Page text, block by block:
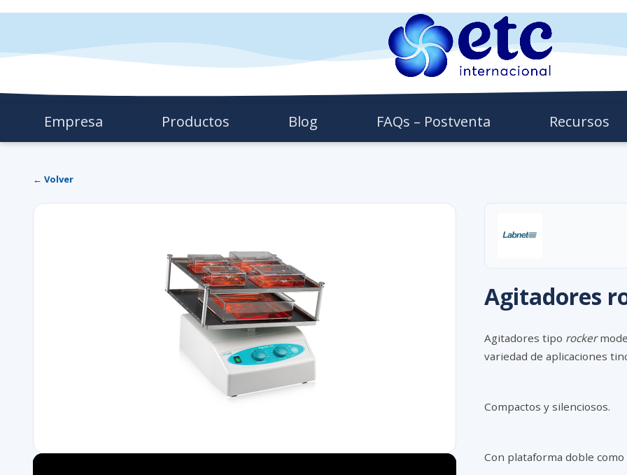
Empresa Productos Blog FAQs – Postventa Recursos
← Volver
Agitadores
Agitadores tipo rocker
variedad de aplicaciones
Compactos y silenciosos.
Con plataforma doble